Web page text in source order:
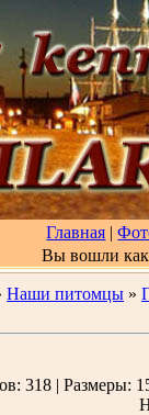
Главная |
Вы вошли
Наши питомцы »
318 | Размеры: